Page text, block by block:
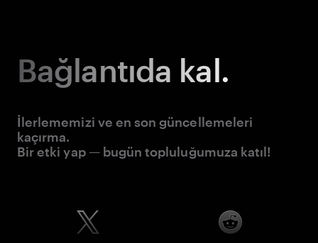
Bağlantıda kal.
İlerlememizi ve en son güncellemeleri
kaçırma.
Bir etki yap — bugün topluluğumuza katıl!